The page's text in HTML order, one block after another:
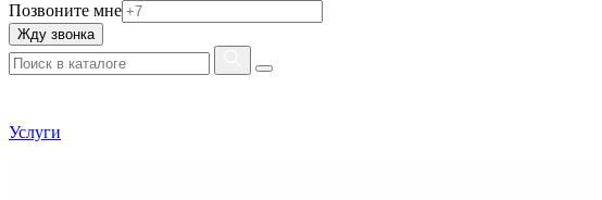
Позвоните мне
Жду звонка
Услуги